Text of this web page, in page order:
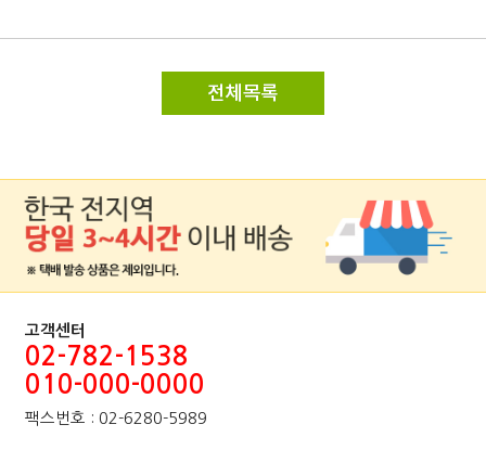
고객센터
02-782-1538
010-000-0000
팩스번호 : 02-6280-5989